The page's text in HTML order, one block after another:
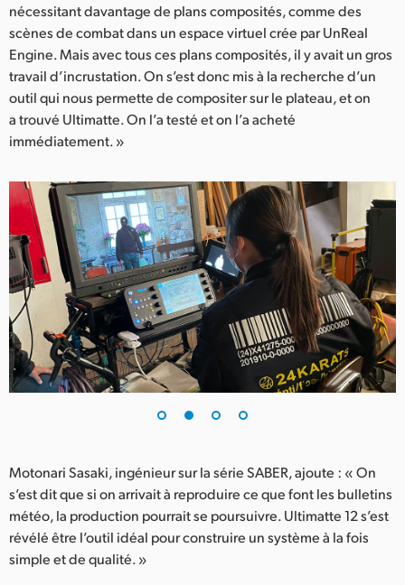
Singapore
South Africa
Spain
Sweden
Turkey
UAE
Ukraine
United Kingdom
United States
nécessitant davantage de plans composités, comme des
scènes de combat dans un espace virtuel crée par UnReal
Engine. Mais avec tous ces plans composités, il y avait un gros
travail d’incrustation. On s’est donc mis à la recherche d’un
outil qui nous permette de compositer sur le plateau, et on
a trouvé Ultimatte. On l’a testé et on l’a acheté
immédiatement. »
Motonari Sasaki, ingénieur sur la série SABER, ajoute : « On
s’est dit que si on arrivait à reproduire ce que font les bulletins
météo, la production pourrait se poursuivre. Ultimatte 12 s’est
révélé être l’outil idéal pour construire un système à la fois
simple et de qualité. »